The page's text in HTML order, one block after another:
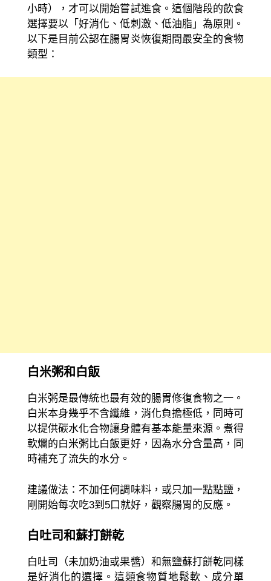
小時），才可以開始嘗試進食。這個階段的飲食
選擇要以「好消化、低刺激、低油脂」為原則。
以下是目前公認在腸胃炎恢復期間最安全的食物
類型：
白米粥和白飯
白米粥是最傳統也最有效的腸胃修復食物之一。
白米本身幾乎不含纖維，消化負擔極低，同時可
以提供碳水化合物讓身體有基本能量來源。煮得
軟爛的白米粥比白飯更好，因為水分含量高，同
時補充了流失的水分。
建議做法：不加任何調味料，或只加一點點鹽，
剛開始每次吃3到5口就好，觀察腸胃的反應。
白吐司和蘇打餅乾
白吐司（未加奶油或果醬）和無鹽蘇打餅乾同樣
是好消化的選擇。這類食物質地鬆軟、成分單